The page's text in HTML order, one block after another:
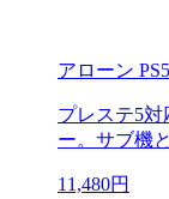
アローン
プレステ5
ー。サブ機
11,480円